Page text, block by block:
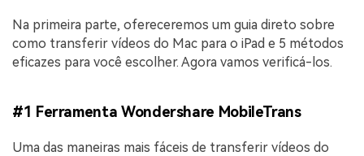
Na primeira parte, ofereceremos um guia direto sobre
como transferir vídeos do Mac para o iPad e 5 métodos
eficazes para você escolher. Agora vamos verificá-los.
#1 Ferramenta Wondershare MobileTrans
Uma das maneiras mais fáceis de transferir vídeos do